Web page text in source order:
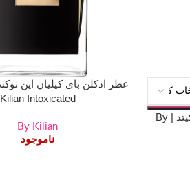
دکانت عطر بای کیلیان این توکسی کیتد | By
Kilian Intoxicated
By Kilian
ناموجود